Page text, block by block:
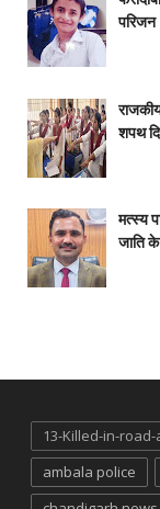
परिजन
शपथ
मत्स्य
जाति के
13-Killed-in-
ambala police